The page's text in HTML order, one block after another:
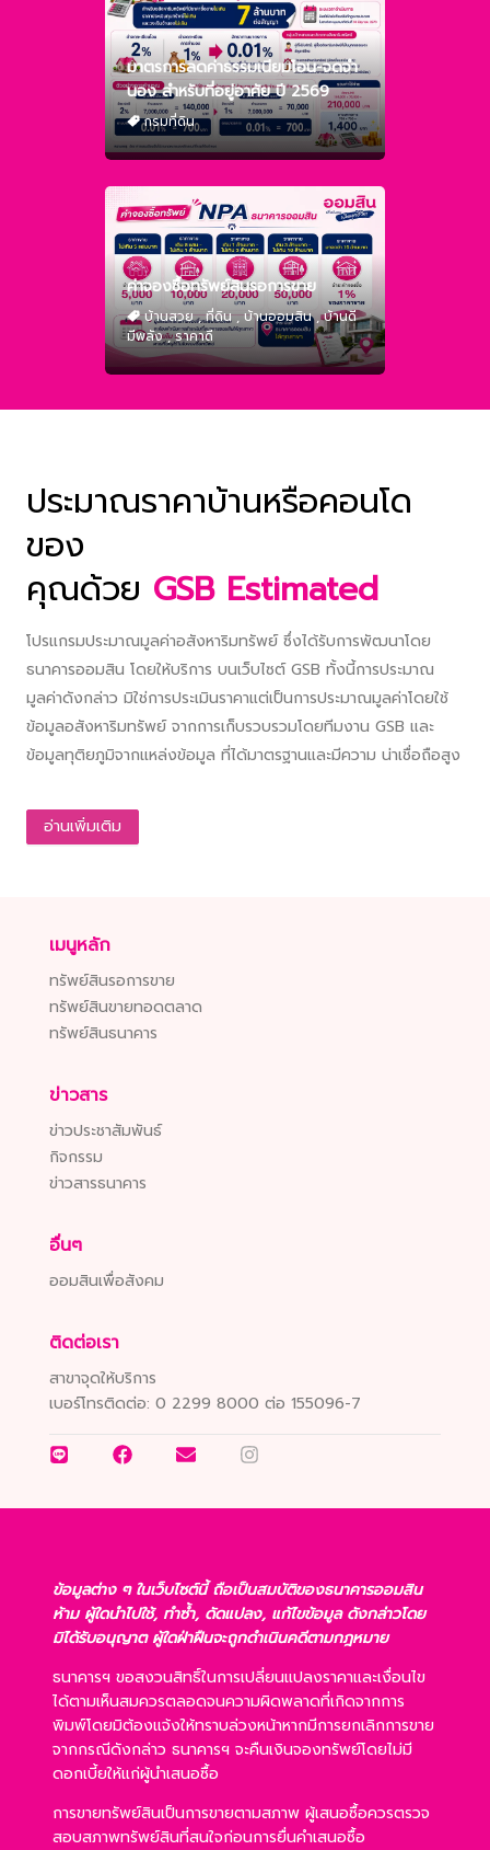
มาตรการลดค่าธรรมเนียมโอน-จดจำ
นอง สำหรับที่อยู่อาศัย ปี 2569
กรมที่ดิน
ค่าจองซื้อทรัพย์สินรอการขาย
บ้านสวย ,ที่ดิน ,บ้านออมสิน ,บ้านดี
มีพลัง ,ราคาดี
ประมาณราคาบ้านหรือคอนโด
ของ
คุณด้วย GSB Estimated
โปรแกรมประมาณมูลค่าอสังหาริมทรัพย์ ซึ่งได้รับการพัฒนาโดย
ธนาคารออมสิน โดยให้บริการ บนเว็บไซต์ GSB ทั้งนี้การประมาณ
มูลค่าดังกล่าว มิใช่การประเมินราคาแต่เป็นการประมาณมูลค่าโดยใช้
ข้อมูลอสังหาริมทรัพย์ จากการเก็บรวบรวมโดยทีมงาน GSB และ
ข้อมูลทุติยภูมิจากแหล่งข้อมูล ที่ได้มาตรฐานและมีความ น่าเชื่อถือสูง
อ่านเพิ่มเติม
เมนูหลัก
ทรัพย์สินรอการขาย
ทรัพย์สินขายทอดตลาด
ทรัพย์สินธนาคาร
ข่าวสาร
ข่าวประชาสัมพันธ์
กิจกรรม
ข่าวสารธนาคาร
อื่นๆ
ออมสินเพื่อสังคม
ติดต่อเรา
สาขาจุดให้บริการ
เบอร์โทรติดต่อ: 0 2299 8000 ต่อ 155096-7
ข้อมูลต่าง ๆ ในเว็บไซต์นี้ ถือเป็นสมบัติของธนาคารออมสิน
ห้าม ผู้ใดนำไปใช้, ทำซ้ำ, ดัดแปลง, แก้ไขข้อมูล ดังกล่าวโดย
มิได้รับอนุญาต ผู้ใดฝ่าฝืนจะถูกดำเนินคดีตามกฎหมาย
ธนาคารฯ ขอสงวนสิทธิ์ในการเปลี่ยนแปลงราคาและเงื่อนไข
ได้ตามเห็นสมควรตลอดจนความผิดพลาดที่เกิดจากการ
พิมพ์โดยมิต้องแจ้งให้ทราบล่วงหน้าหากมีการยกเลิกการขาย
จากกรณีดังกล่าว ธนาคารฯ จะคืนเงินจองทรัพย์โดยไม่มี
ดอกเบี้ยให้แก่ผู้นำเสนอซื้อ
การขายทรัพย์สินเป็นการขายตามสภาพ ผู้เสนอซื้อควรตรวจ
สอบสภาพทรัพย์สินที่สนใจก่อนการยื่นคำเสนอซื้อ